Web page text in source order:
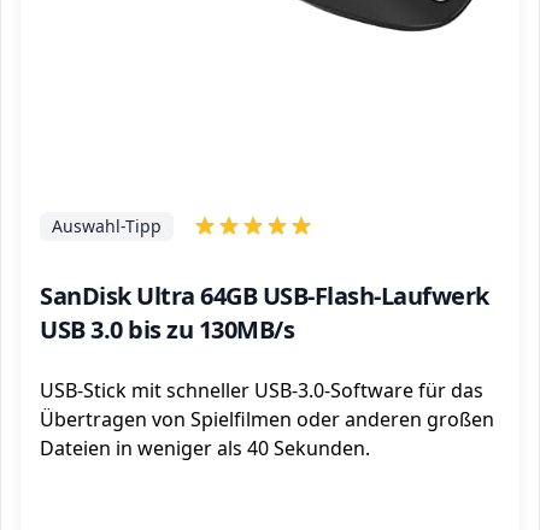
SanDisk Ultra 64GB USB-Flash-Laufwerk
USB 3.0 bis zu 130MB/s
Auswahl-Tipp
USB-Stick mit schneller USB-3.0-Software für das
Übertragen von Spielfilmen oder anderen großen
Dateien in weniger als 40 Sekunden.